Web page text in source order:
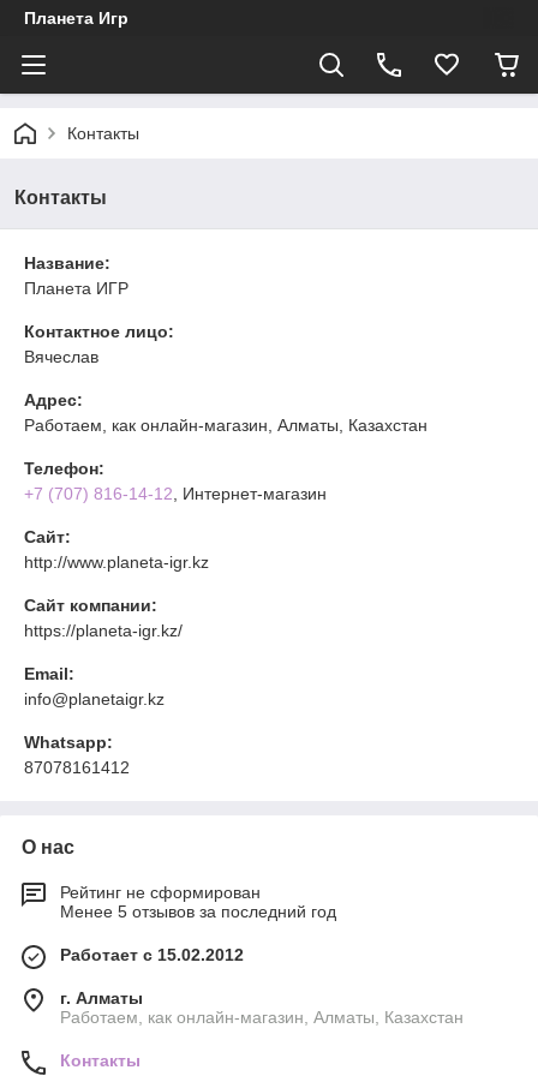
Планета Игр
Контакты
Контакты
Название:
Планета ИГР
Контактное лицо:
Вячеслав
Адрес:
Работаем, как онлайн-магазин, Алматы, Казахстан
Телефон:
+7 (707) 816-14-12 , Интернет-магазин
Сайт:
http://www.planeta-igr.kz
Сайт компании:
https://planeta-igr.kz/
Email:
info@planetaigr.kz
Whatsapp:
87078161412
О нас
Рейтинг не сформирован
Менее 5 отзывов за последний год
Работает с 15.02.2012
г. Алматы
Работаем, как онлайн-магазин, Алматы, Казахстан
Контакты